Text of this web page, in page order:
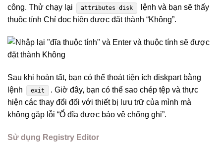
công. Thử chạy lại
attributes disk
lệnh và bạn sẽ thấy
thuộc tính Chỉ đọc hiện được đặt thành “Không”.
Sau khi hoàn tất, bạn có thể thoát tiện ích diskpart bằng
lệnh
exit
. Giờ đây, bạn có thể sao chép tệp và thực
hiện các thay đổi đối với thiết bị lưu trữ của mình mà
không gặp lỗi “Ổ đĩa được bảo vệ chống ghi”.
Sử dụng Registry Editor